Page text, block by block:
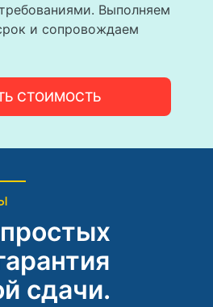
Выполняем
и сопровождаем
СТОИМОСТЬ
сдачи.